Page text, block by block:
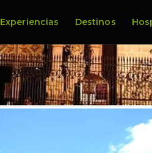
Experiencias Destinos